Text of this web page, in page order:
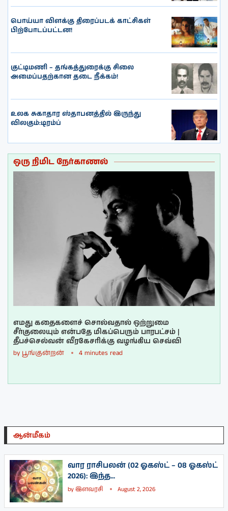
பொய்யா விளக்கு திரைப்படக் காட்சிகள்
பிற்போடப்பட்டன!
குட்டிமணி – தங்கத்துரைக்கு சிலை
அமைப்பதற்கான தடை நீக்கம்!
உலக சுகாதார ஸ்தாபனத்தில் இருந்து
விலகும்:டிரம்ப்
ஒரு நிமிட நேர்காணல்
எமது கதைகளைச் சொல்வதால் ஒற்றுமை
சீர்குலையும் என்பதே மிகப்பெரும் பாரபட்சம் |
தீபச்செல்வன் வீரகேசரிக்கு வழங்கிய செவ்வி
by பூங்குன்றன் 4 minutes read
ஆன்மீகம்
வார ராசிபலன் (02 ஓகஸ்ட் – 08 ஓகஸ்ட்
2026): இந்த...
byஇளவரசி August 2, 2026